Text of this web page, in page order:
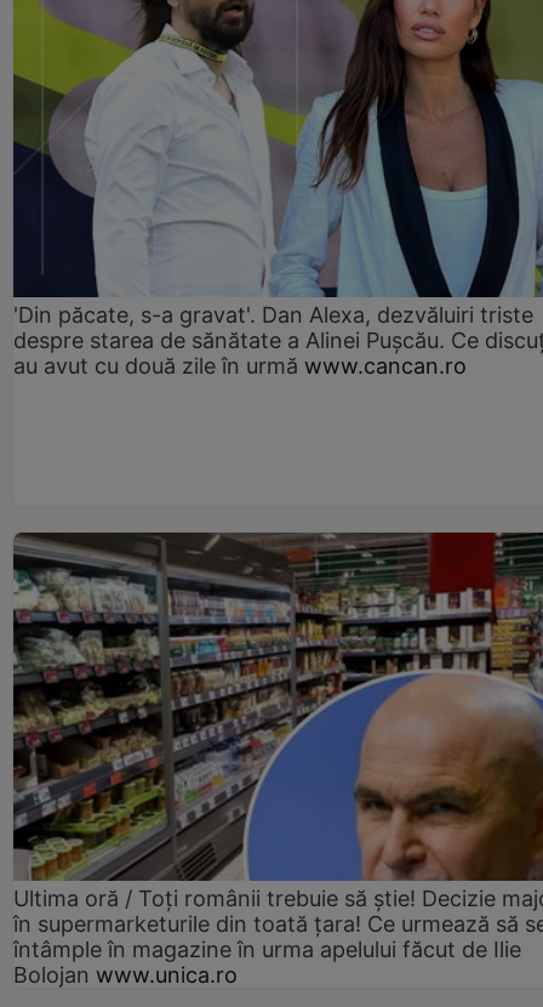
'Din păcate, s-a gravat'. Dan Alexa, dezvăluiri triste
despre starea de sănătate a Alinei Pușcău. Ce
au avut cu două zile în urmă www.cancan.ro
Ultima oră / Toți românii trebuie să știe! Decizie
în supermarketurile din toată țara! Ce urmează să
întâmple în magazine în urma apelului făcut de Ilie
Bolojan www.unica.ro